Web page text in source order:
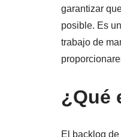
garantizar
posible. Es
trabajo de
¿Qué
El backlog